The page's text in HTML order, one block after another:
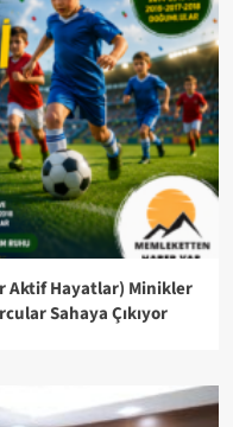
Aktif Hayatlar) Minikler
Sahaya Çıkıyor